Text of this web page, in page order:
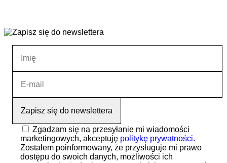
Zgadzam się na przesyłanie mi wiadomości
marketingowych, akceptuję politykę prywatności.
Zostałem poinformowany, że przysługuje mi prawo
dostępu do swoich danych, możliwości ich